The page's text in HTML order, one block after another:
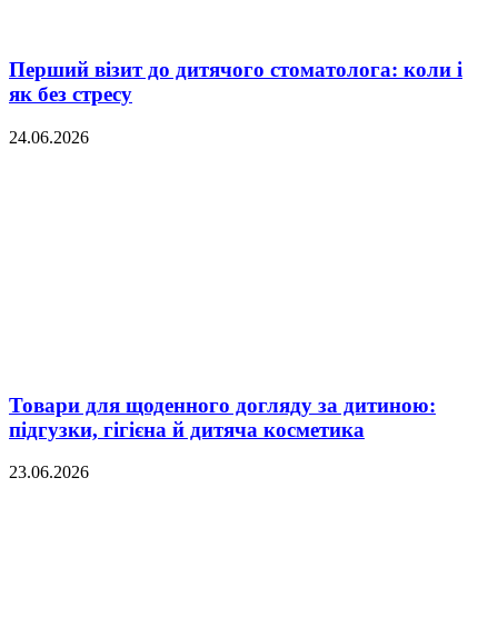
Перший візит до дитячого стоматолога: коли і
як без стресу
24.06.2026
Товари для щоденного догляду за дитиною:
підгузки, гігієна й дитяча косметика
23.06.2026